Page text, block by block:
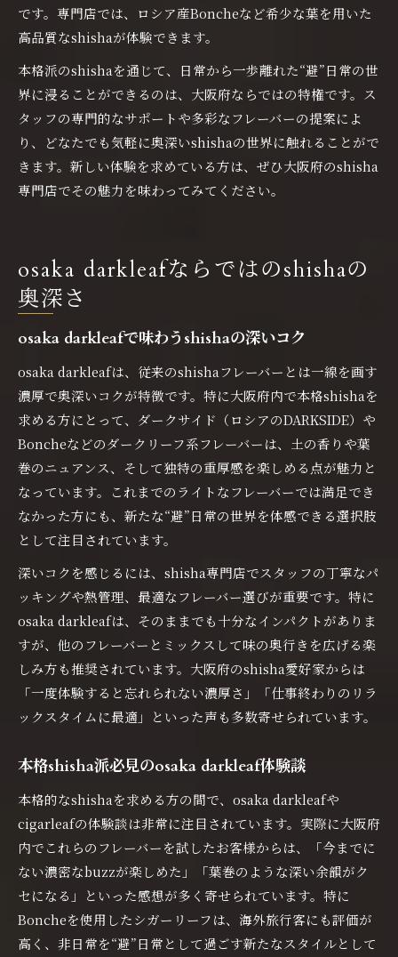
です。専門店では、ロシア産Boncheなど希少な葉を用いた
高品質なshishaが体験できます。
本格派のshishaを通じて、日常から一歩離れた“避”日常の世
界に浸ることができるのは、大阪府ならではの特権です。ス
タッフの専門的なサポートや多彩なフレーバーの提案によ
り、どなたでも気軽に奥深いshishaの世界に触れることがで
きます。新しい体験を求めている方は、ぜひ大阪府のshisha
専門店でその魅力を味わってみてください。
osaka darkleafならではのshishaの
奥深さ
osaka darkleafで味わうshishaの深いコク
osaka darkleafは、従来のshishaフレーバーとは一線を画す
濃厚で奥深いコクが特徴です。特に大阪府内で本格shishaを
求める方にとって、ダークサイド（ロシアのDARKSIDE）や
Boncheなどのダークリーフ系フレーバーは、土の香りや葉
巻のニュアンス、そして独特の重厚感を楽しめる点が魅力と
なっています。これまでのライトなフレーバーでは満足でき
なかった方にも、新たな“避”日常の世界を体感できる選択肢
として注目されています。
深いコクを感じるには、shisha専門店でスタッフの丁寧なパ
ッキングや熱管理、最適なフレーバー選びが重要です。特に
osaka darkleafは、そのままでも十分なインパクトがありま
すが、他のフレーバーとミックスして味の奥行きを広げる楽
しみ方も推奨されています。大阪府のshisha愛好家からは
「一度体験すると忘れられない濃厚さ」「仕事終わりのリラ
ックスタイムに最適」といった声も多数寄せられています。
本格shisha派必見のosaka darkleaf体験談
本格的なshishaを求める方の間で、osaka darkleafや
cigarleafの体験談は非常に注目されています。実際に大阪府
内でこれらのフレーバーを試したお客様からは、「今までに
ない濃密なbuzzが楽しめた」「葉巻のような深い余韻がク
セになる」といった感想が多く寄せられています。特に
Boncheを使用したシガーリーフは、海外旅行客にも評価が
高く、非日常を“避”日常として過ごす新たなスタイルとして